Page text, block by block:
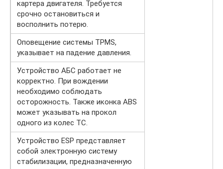
картера двигателя. Требуется
срочно остановиться и
восполнить потерю.
Оповещение системы TPMS,
указывает на падение давления.
Устройство АБС работает не
корректно. При вождении
необходимо соблюдать
осторожность. Также иконка ABS
может указывать на прокол
одного из колес ТС.
Устройство ESP представляет
собой электронную систему
стабилизации, предназначенную